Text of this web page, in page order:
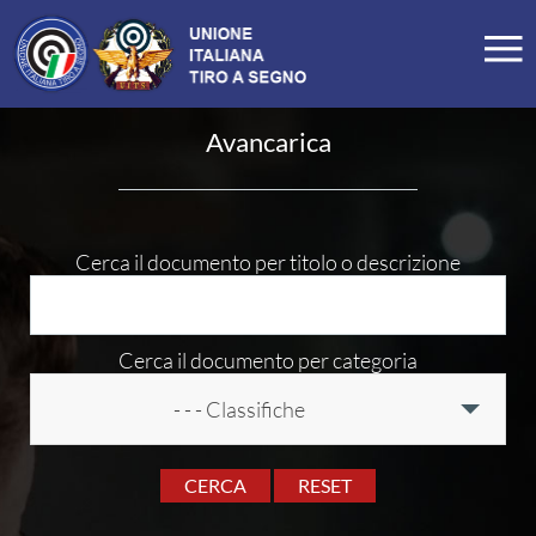
LA FEDERAZIONE
Profilo
Storia
Carte Federali
Manifesto
Tesseramento
Commissioni
Avancarica
Cerca il documento per titolo o descrizione
Cerca il documento per categoria
- - - Classifiche
CERCA RESET